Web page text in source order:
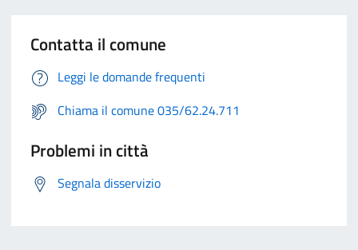
Contatta il comune
Leggi le domande frequenti
Chiama il comune 035/62.24.711
Problemi in città
Segnala disservizio